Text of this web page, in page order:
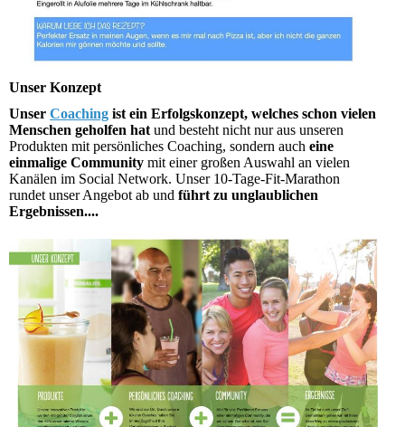
Unser Konzept
Unser Coaching ist ein Erfolgskonzept, welches schon vielen
Menschen geholfen hat und besteht nicht nur aus unseren
Produkten mit persönliches Coaching, sondern auch eine
einmalige Community mit einer großen Auswahl an vielen
Kanälen im Social Network. Unser 10-Tage-Fit-Marathon
rundet unser Angebot ab und führt zu unglaublichen
Ergebnissen....